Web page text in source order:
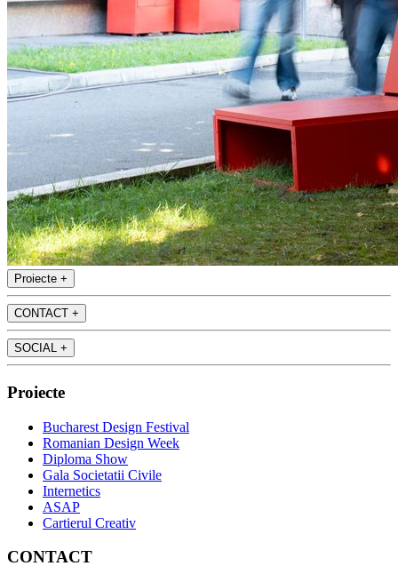
Proiecte +
CONTACT +
SOCIAL +
Proiecte
Bucharest Design Festival
Romanian Design Week
Diploma Show
Gala Societatii Civile
Internetics
ASAP
Cartierul Creativ
CONTACT